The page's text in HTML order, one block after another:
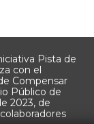
Pista de
con el
Compensar
Público de
2023, de